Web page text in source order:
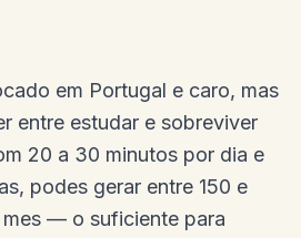
em Portugal e caro, mas
entre estudar e sobreviver
20 a 30 minutos por dia e
podes gerar entre 150 e
— o suficiente para